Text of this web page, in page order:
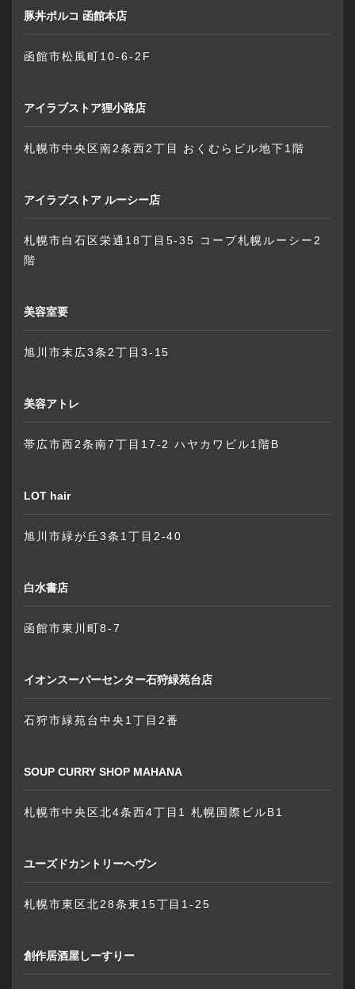
豚丼ポルコ 函館本店
函館市松風町10-6-2F
アイラブストア狸小路店
札幌市中央区南2条西2丁目 おくむらビル地下1階
アイラブストア ルーシー店
札幌市白石区栄通18丁目5-35 コープ札幌ルーシー2
階
美容室要
旭川市末広3条2丁目3-15
美容アトレ
帯広市西2条南7丁目17-2 ハヤカワビル1階B
LOT hair
旭川市緑が丘3条1丁目2-40
白水書店
函館市東川町8-7
イオンスーパーセンター石狩緑苑台店
石狩市緑苑台中央1丁目2番
SOUP CURRY SHOP MAHANA
札幌市中央区北4条西4丁目1 札幌国際ビルB1
ユーズドカントリーヘヴン
札幌市東区北28条東15丁目1-25
創作居酒屋しーすりー